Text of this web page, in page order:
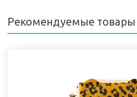
Рекомендуемые товары